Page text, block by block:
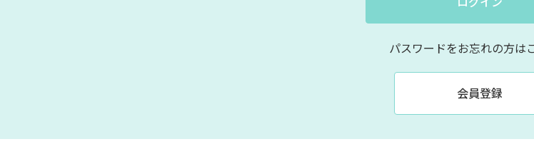
パスワードをお忘れの方は
会員登録